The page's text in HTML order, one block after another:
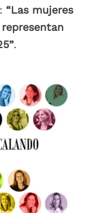
“Las mujeres
.